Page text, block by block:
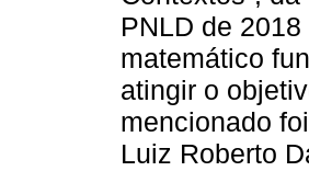
PNLD de
matemático
atingir o
mencionado
Luiz Roberto